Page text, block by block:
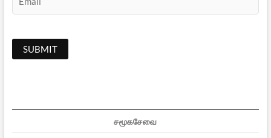
சமூகசேவை